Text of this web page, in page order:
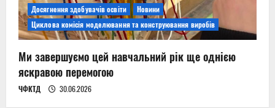
Досягнення здобувачів освіти
Новини
Циклова комісія моделювання та конструювання виробів
Ми завершуємо цей навчальний рік ще однією
яскравою перемогою
ЧФКТД 30.06.2026